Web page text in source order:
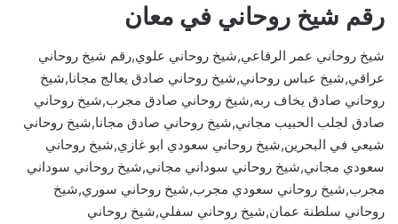
رقم شيخ روحاني في معان
شيخ روحاني عمر الرفاعي,شيخ روحاني علوي,رقم شيخ روحاني
عراقي,شيخ عباس روحاني,شيخ روحاني صادق يعالج مجانا,شيخ
روحاني صادق يخاف ربه,شيخ روحاني صادق مجرب,شيخ روحاني
صادق لجلب الحبيب مجاني,شيخ روحاني صادق مجانا,شيخ روحاني
شيعي في البحرين,شيخ روحاني سعودي ابو غازي,شيخ روحاني
سعودي مجاني,شيخ روحاني سوداني مجاني,شيخ روحاني سوداني
مجرب,شيخ روحاني سعودي مجرب,شيخ روحاني سوري,شيخ
روحاني سلطنة عمان,شيخ روحاني سفلي,شيخ روحاني